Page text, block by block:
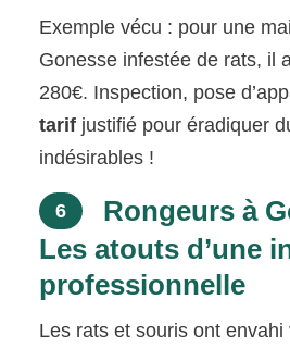
Exemple vécu : pour une
Gonesse infestée de rats, il
280€. Inspection, pose
tarif justifié pour éradiquer
indésirables !
6
Rongeurs à
Les atouts d’une
professionnelle
Les rats et souris ont